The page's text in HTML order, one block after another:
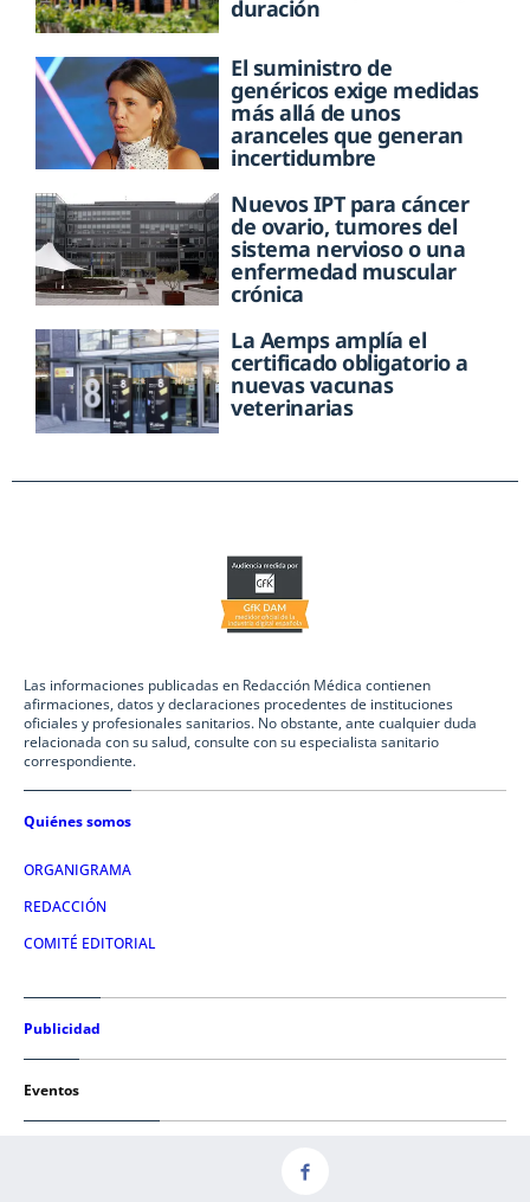
duración
El suministro de
genéricos exige medidas
más allá de unos
aranceles que generan
incertidumbre
Nuevos IPT para cáncer
de ovario, tumores del
sistema nervioso o una
enfermedad muscular
crónica
La Aemps amplía el
certificado obligatorio a
nuevas vacunas
veterinarias
Las informaciones publicadas en Redacción Médica contienen
afirmaciones, datos y declaraciones procedentes de instituciones
oficiales y profesionales sanitarios. No obstante, ante cualquier duda
relacionada con su salud, consulte con su especialista sanitario
correspondiente.
Quiénes somos
ORGANIGRAMA
REDACCIÓN
COMITÉ EDITORIAL
Publicidad
Eventos